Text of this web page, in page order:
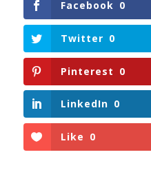
Facebook 0
Twitter 0
Pinterest 0
LinkedIn 0
Like 0